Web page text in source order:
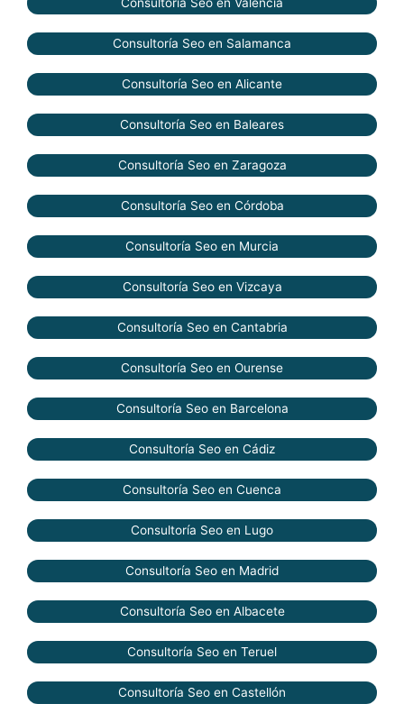
Consultoría Seo en Salamanca
Consultoría Seo en Alicante
Consultoría Seo en Baleares
Consultoría Seo en Zaragoza
Consultoría Seo en Córdoba
Consultoría Seo en Murcia
Consultoría Seo en Vizcaya
Consultoría Seo en Cantabria
Consultoría Seo en Ourense
Consultoría Seo en Barcelona
Consultoría Seo en Cádiz
Consultoría Seo en Cuenca
Consultoría Seo en Lugo
Consultoría Seo en Madrid
Consultoría Seo en Albacete
Consultoría Seo en Teruel
Consultoría Seo en Castellón